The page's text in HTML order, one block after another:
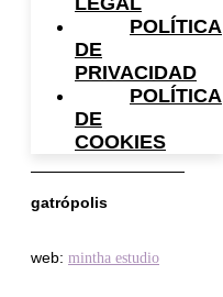
POLÍTICA
DE
PRIVACIDAD
POLÍTICA
DE
COOKIES
gatrópolis
web: mintha estudio